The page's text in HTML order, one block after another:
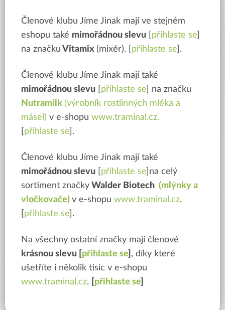
Členové klubu Jíme Jinak mají ve stejném
eshopu také mimořádnou slevu přihlaste se
na značku Vitamix (mixér). [ přihlaste se ].
Členové klubu Jíme Jinak mají také
mimořádnou slevu
přihlaste se ] na značku
Nutramilk (výrobník rostlinných mléka a
másel) v e-shopu www.traminal.cz.
přihlaste se ].
Členové klubu Jíme Jinak mají také
mimořádnou slevu
přihlaste se ]na celý
sortiment značky Walder Biotech (mlýnky a
vločkovače) v e-shopu www.traminal.cz.
přihlaste se ].
Na všechny ostatní značky mají členové
krásnou slevu [ přihlaste se , díky které
ušetříte i několik tisíc v e-shopu
www.traminal.cz. přihlaste se